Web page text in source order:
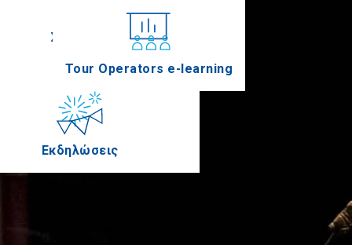
Συνέδρια
Εκδηλώσεις
Tour Operators e-learning